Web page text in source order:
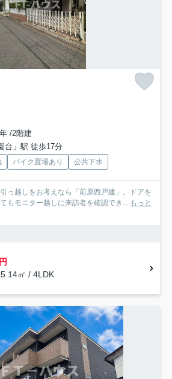
/2階建
台」駅 徒歩17分
バイク置場あり 公共下水
っ越しをお考えなら「前原西戸建」。ドアを
もモニター越しに来訪者を確認でき... もっと
㎡ / 4LDK